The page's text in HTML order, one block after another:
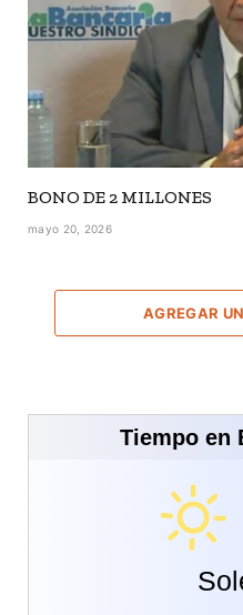
BONO DE 2 MILLONES
mayo 20, 2026
AGREGAR
Tiempo en